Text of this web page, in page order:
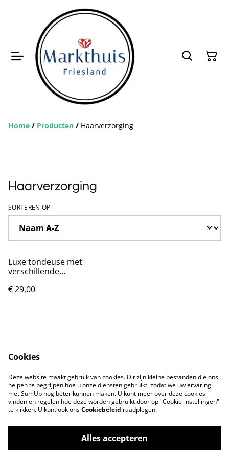
Home / Producten / Haarverzorging
Haarverzorging
SORTEREN OP
Luxe tondeuse met
verschillende
€ 29,00
Contact
Voorwaarden
Privacybeleid
Cookiebeleid
©2026Markthuis Friesland
Cookies
Deze website maakt gebruik van cookies. Dit zijn kleine bestanden die ons
helpen te begrijpen hoe u onze diensten gebruikt, zodat we uw ervaring
met SumUp nog beter kunnen maken. U kunt meer over deze cookies
vinden en regelen hoe deze worden gebruikt door op "Cookie-instellingen"
te klikken. U kunt ook onsCookiebeleid raadplegen.
Alles accepteren